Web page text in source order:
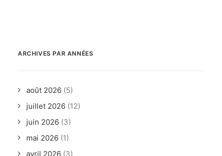
ARCHIVES PAR ANNÉES
août 2026 (5)
juillet 2026 (12)
juin 2026 (3)
mai 2026 (1)
avril 2026 (3)